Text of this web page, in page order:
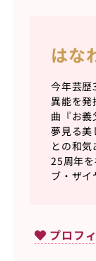
はな
今年芸歴
異能を発
曲『お義
夢見る美
との和
25周年
ブ・ザイ
プロフ